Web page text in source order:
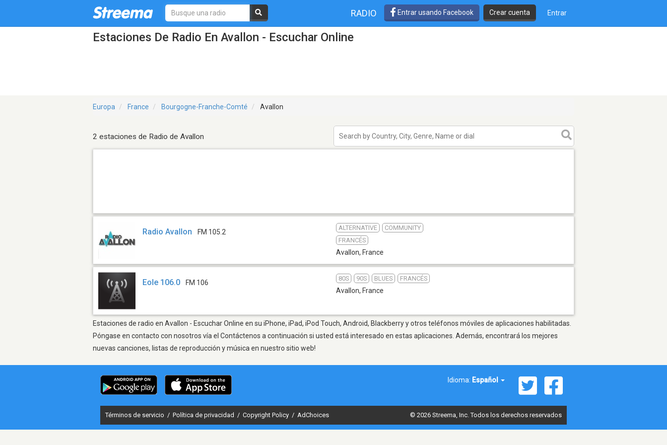
RADIO Entrar usando Facebook Crear cuenta Entrar
Estaciones De Radio En Avallon - Escuchar Online
Europa France Bourgogne-Franche-Comté Avallon
2 estaciones de Radio de Avallon
Radio Avallon FM 105.2
ALTERNATIVE
COMMUNITY
FRANCÉS
Avallon, France
Eole 106.0 FM 106
80S 90S BLUES FRANCÉS
Avallon, France
Estaciones de radio en Avallon - Escuchar Online en su iPhone, iPad, iPod Touch, Android, Blackberry y otros teléfonos móviles de aplicaciones habilitadas.
Póngase en contacto con nosotros vía el Contáctenos a continuación si usted está interesado en estas aplicaciones. Además, encontrará los mejores
nuevas canciones, listas de reproducción y música en nuestro sitio web!
Idioma: Español
Términos de servicio / Política de privacidad / Copyright Policy / AdChoices © 2026 Streema, Inc. Todos los derechos reservados